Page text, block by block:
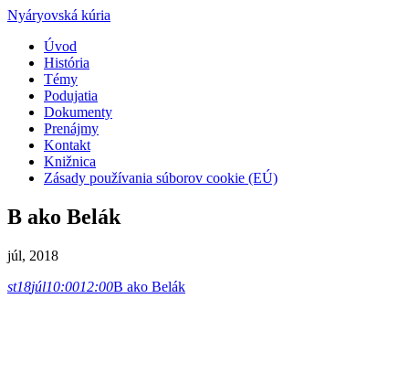
Nyáryovská kúria
Úvod
História
Témy
Podujatia
Dokumenty
Prenájmy
Kontakt
Knižnica
Zásady používania súborov cookie (EÚ)
B ako Belák
júl, 2018
st18júl10:0012:00B ako Belák